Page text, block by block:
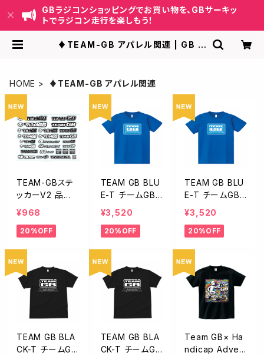
GBラジコンショッピングでお買い物を、GBサーキッ
トでラジコン走行を楽しもう！
♦︎TEAM-GB アパレル関連 | GB ラ
HOME
♦︎TEAM-GB アパレル関連
TEAM-GBステ
ッカーV2 品
番 STGB202
¥968
20%OFF
TEAM GB BLU
E-T チームGB
Tシャツ BLUE
Mサイズ TBL-0
01M
¥3,520
20%OFF
TEAM GB BLU
E-T チームGB
Tシャツ BLUE L
Lサイズ TBL-0
01LL
¥3,520
20%OFF
TEAM GB BLA
CK-T チームGB
TEAM GB BLA
CK-T チームGB
Team GB× Ha
ndicap Advent